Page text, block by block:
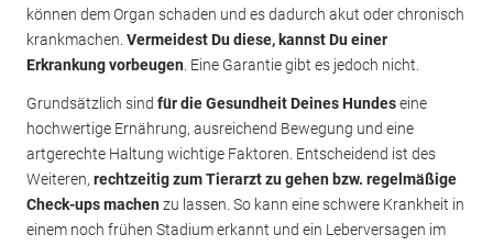
können dem Organ schaden und es dadurch akut oder chronisch
krankmachen. Vermeidest Du diese, kannst Du einer
Erkrankung vorbeugen . Eine Garantie gibt es jedoch nicht.
Grundsätzlich sind für die Gesundheit Deines Hundeseine
hochwertige Ernährung, ausreichend Bewegung und eine
artgerechte Haltung wichtige Faktoren. Entscheidend ist des
Weiteren, rechtzeitig zum Tierarzt zu gehen bzw. regelmäßige
Check-ups machenzu lassen. So kann eine schwere Krankheit in
einem noch frühen Stadium erkannt und ein Leberversagen im